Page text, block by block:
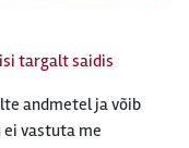
targalt saidis
andmetel ja võib
vastuta me